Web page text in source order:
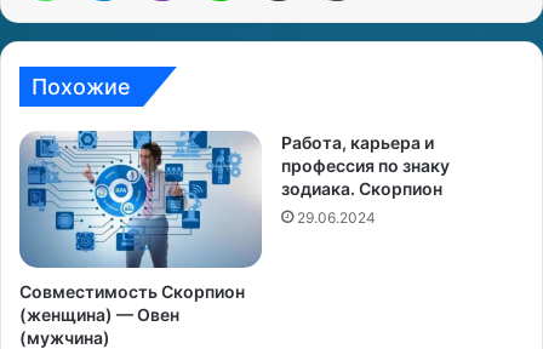
Похожие
Совместимость Скорпион
(женщина) — Овен
(мужчина)
Работа, карьера и
профессия по знаку
зодиака. Скорпион
29.06.2024